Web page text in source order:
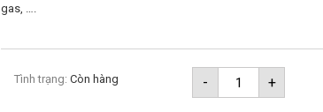
gas, ….
-
Trung
tâm
báo
+
Tình trạng: Còn hàng